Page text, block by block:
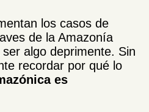
los casos de
de la Amazonía
algo deprimente. Sin
recordar por qué lo
es